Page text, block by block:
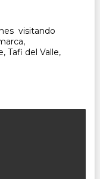
visitando
Tafi del Valle,